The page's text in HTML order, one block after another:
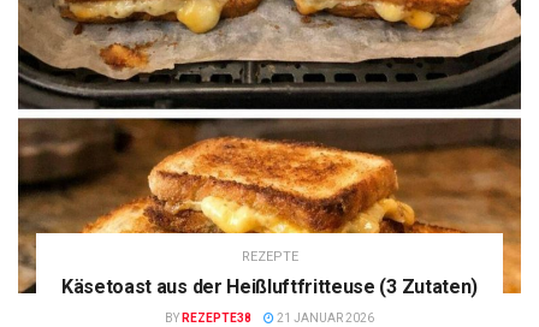
REZEPTE
Käsetoast aus der Heißluftfritteuse (3 Zutaten)
BY REZEPTE38 21 JANUAR 2026